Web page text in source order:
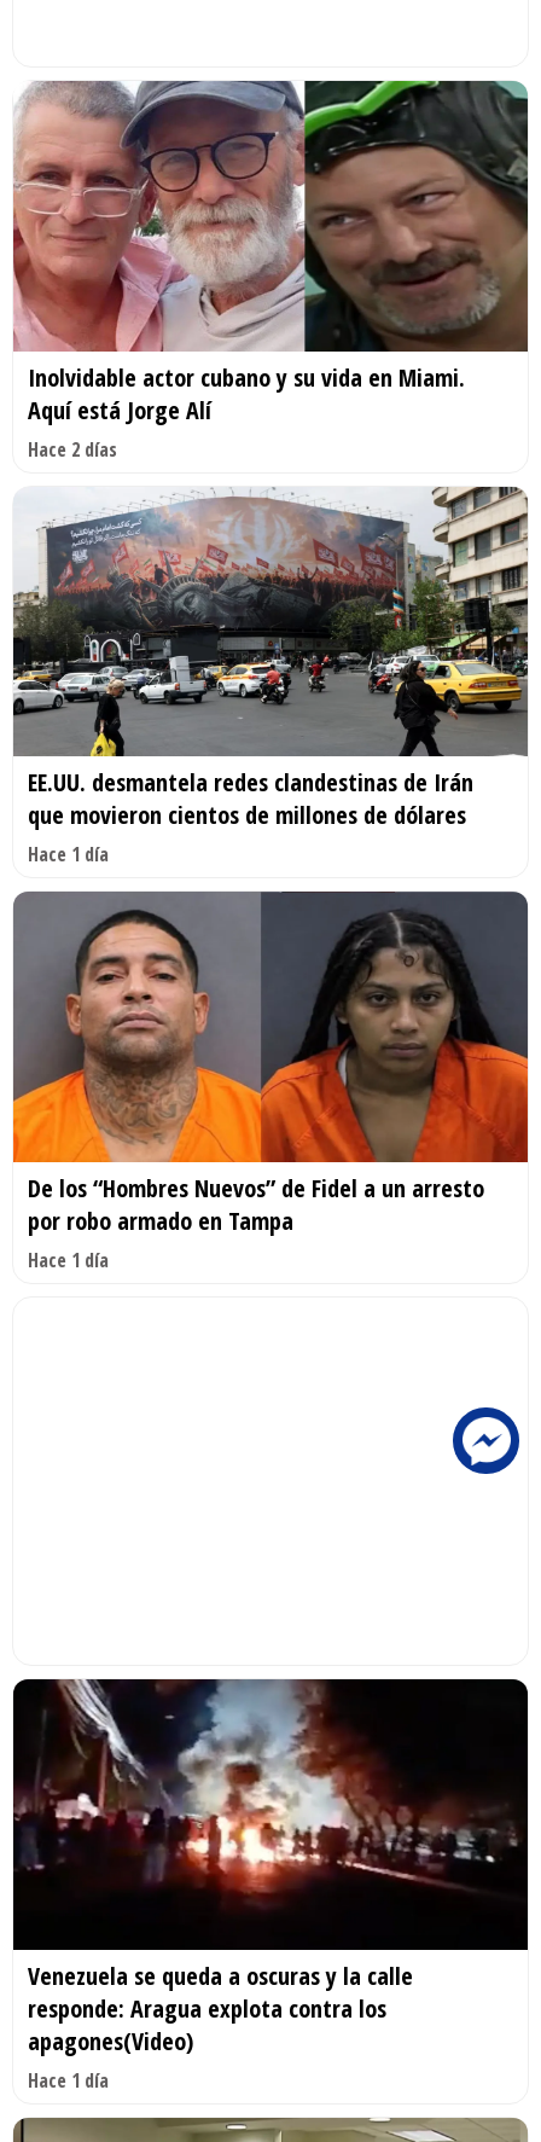
Inolvidable actor cubano y su vida en Miami.
Aquí está Jorge Alí
Hace 2 días
EE.UU. desmantela redes clandestinas de Irán
que movieron cientos de millones de dólares
Hace 1 día
De los “Hombres Nuevos” de Fidel a un arresto
por robo armado en Tampa
Hace 1 día
Venezuela se queda a oscuras y la calle
responde: Aragua explota contra los
apagones(Video)
Hace 1 día